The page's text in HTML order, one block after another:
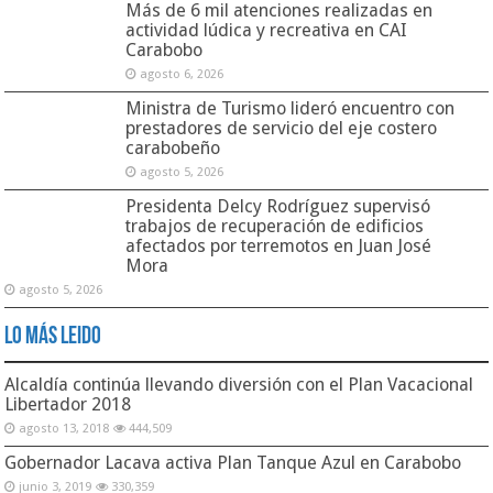
Más de 6 mil atenciones realizadas en
actividad lúdica y recreativa en CAI
Carabobo
agosto 6, 2026
Ministra de Turismo lideró encuentro con
prestadores de servicio del eje costero
carabobeño
agosto 5, 2026
Presidenta Delcy Rodríguez supervisó
trabajos de recuperación de edificios
afectados por terremotos en Juan José
Mora
agosto 5, 2026
Lo Más Leido
Alcaldía continúa llevando diversión con el Plan Vacacional
Libertador 2018
agosto 13, 2018 444,509
Gobernador Lacava activa Plan Tanque Azul en Carabobo
junio 3, 2019 330,359